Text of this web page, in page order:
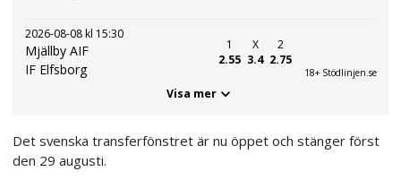
2026-08-08 kl 15:30
Mjällby AIF
IF Elfsborg
1
2.55
X
3.4
2
2.75
18+ Stödlinjen.se
Visa mer
Det svenska transferfönstret är nu öppet och stänger först
den 29 augusti.